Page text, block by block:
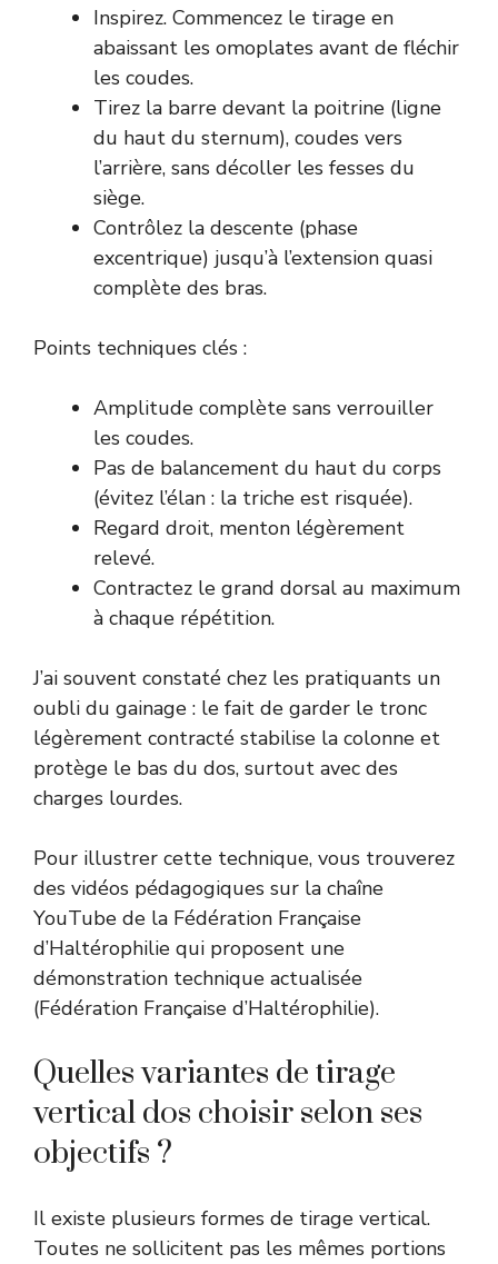
Inspirez. Commencez le tirage en
abaissant les omoplates avant de fléchir
les coudes.
Tirez la barre devant la poitrine (ligne
du haut du sternum), coudes vers
l’arrière, sans décoller les fesses du
siège.
Contrôlez la descente (phase
excentrique) jusqu’à l’extension quasi
complète des bras.
Points techniques clés :
Amplitude complète sans verrouiller
les coudes.
Pas de balancement du haut du corps
(évitez l’élan : la triche est risquée).
Regard droit, menton légèrement
relevé.
Contractez le grand dorsal au maximum
à chaque répétition.
J’ai souvent constaté chez les pratiquants un
oubli du gainage : le fait de garder le tronc
légèrement contracté stabilise la colonne et
protège le bas du dos, surtout avec des
charges lourdes.
Pour illustrer cette technique, vous trouverez
des vidéos pédagogiques sur la chaîne
YouTube de la Fédération Française
d’Haltérophilie qui proposent une
démonstration technique actualisée
(Fédération Française d’Haltérophilie).
Quelles variantes de tirage
vertical dos choisir selon ses
objectifs ?
Il existe plusieurs formes de tirage vertical.
Toutes ne sollicitent pas les mêmes portions